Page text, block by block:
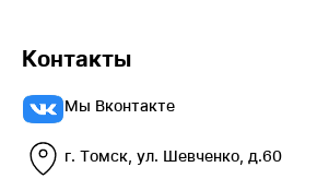
Контакты
Мы Вконтакте
г. Томск, ул. Шевченко, д.60